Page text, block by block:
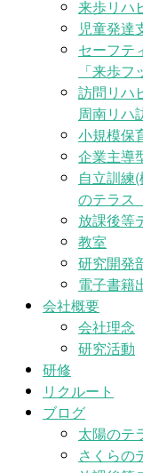
来歩リハ
児童発
セーフテ
「来歩フ
訪問リハ
周南リハ
小規模保
企業主導
自立訓練
のテラ
放課後等
教室
研究開発
電子書籍
会社概要
会社理念
研究活動
研修
リクルート
ブログ
太陽のテ
さくらの